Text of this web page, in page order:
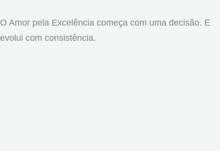
O Amor pela Excelência começa com uma decisão. E
evolui com consistência.